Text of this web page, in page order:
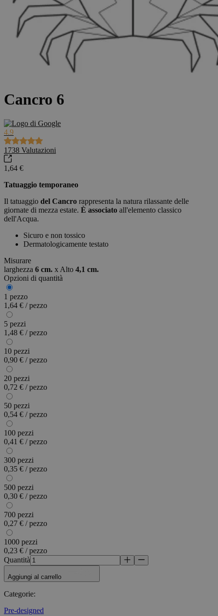
Cancro 6
4.9
1738 Valutazioni
1,64 €
Tatuaggio temporaneo
Il tatuaggio del Cancro rappresenta la natura rilassante delle
giornate di mezza estate. È associato all'elemento classico
dell'Acqua.
Sicuro e non tossico
Dermatologicamente testato
Misurare
larghezza 6 cm. x Alto 4,1 cm.
Opzioni di quantità
1 pezzo
1,64 € / pezzo
5 pezzi
1,48 € / pezzo
10 pezzi
0,90 € / pezzo
20 pezzi
0,72 € / pezzo
50 pezzi
0,54 € / pezzo
100 pezzi
0,41 € / pezzo
300 pezzi
0,35 € / pezzo
500 pezzi
0,30 € / pezzo
700 pezzi
0,27 € / pezzo
1000 pezzi
0,23 € / pezzo
Quantità
Aggiungi al carrello
Categorie:
Pre-designed